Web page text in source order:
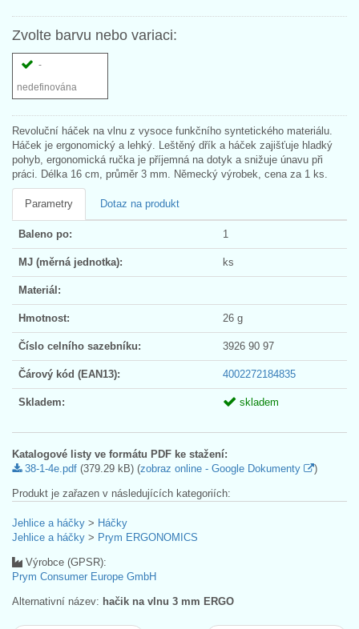
Zvolte barvu nebo variaci:
-
nedefinována
Revoluční háček na vlnu z vysoce funkčního syntetického materiálu.
Háček je ergonomický a lehký. Leštěný dřík a háček zajišťuje hladký
pohyb, ergonomická ručka je příjemná na dotyk a snižuje únavu při
práci. Délka 16 cm, průměr 3 mm. Německý výrobek, cena za 1 ks.
Parametry Dotaz na produkt
Baleno po: 1
MJ (měrná jednotka): ks
Materiál:
Hmotnost: 26 g
Číslo celního sazebníku: 3926 90 97
Čárový kód (EAN13): 4002272184835
Skladem: skladem
Katalogové listy ve formátu PDF ke stažení:
38-1-4e.pdf (379.29 kB) (zobraz online - Google Dokumenty )
Produkt je zařazen v následujících kategoriích:
Jehlice a háčky > Háčky
Jehlice a háčky > Prym ERGONOMICS
Výrobce (GPSR):
Prym Consumer Europe GmbH
Alternativní název: hačik na vlnu 3 mm ERGO